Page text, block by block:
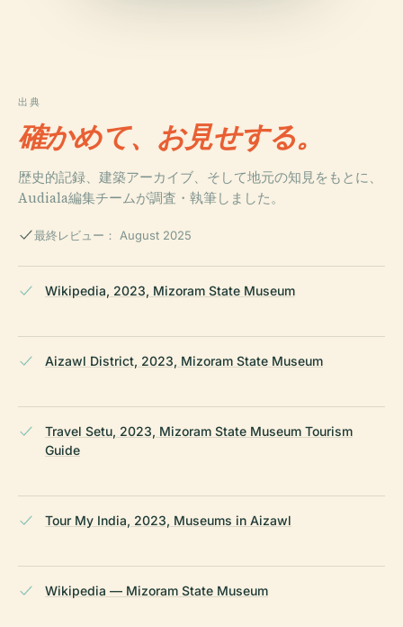
出典
確かめて、お見せする。
歴史的記録、建築アーカイブ、そして地元の知見をもとに、
Audiala編集チームが調査・執筆しました。
最終レビュー： August 2025
Wikipedia, 2023, Mizoram State Museum
Aizawl District, 2023, Mizoram State Museum
Travel Setu, 2023, Mizoram State Museum Tourism
Guide
Tour My India, 2023, Museums in Aizawl
Wikipedia — Mizoram State Museum